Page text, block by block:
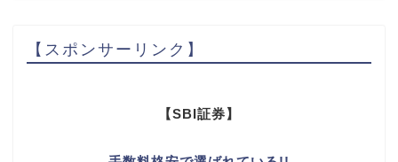
【スポンサーリンク】
【SBI証券】